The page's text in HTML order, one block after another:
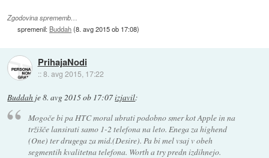
Zgodovina sprememb…
spremenil: Buddah(8. avg 2015 ob 17:08)
PrihajaNodi
::8. avg 2015, 17:22
Buddah je8. avg 2015 ob 17:07izjavil:
Mogoče bi pa HTC moral ubrati podobno smer kot Apple in na
tržišče lansirati samo 1-2 telefona na leto. Enega za highend
(One) ter drugega za mid.(Desire). Pa bi mel vsaj v obeh
segmentih kvalitetna telefona. Worth a try predn izdihnejo.